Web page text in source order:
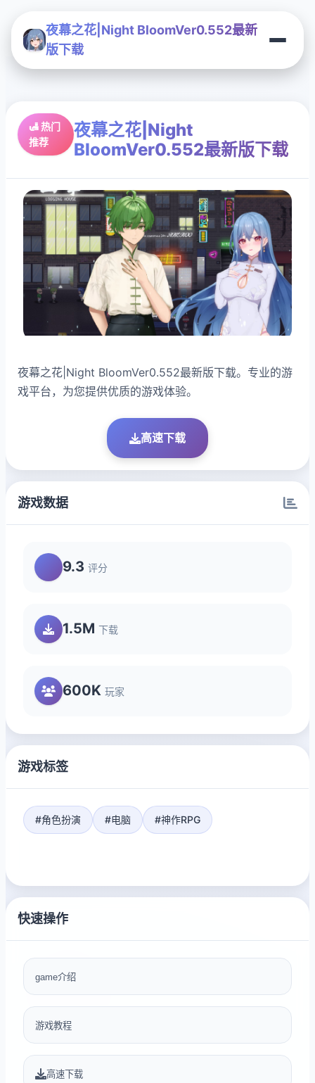
夜幕之花|Night BloomVer0.552最新
版下载
🛃 热门
推荐
夜幕之花|Night
BloomVer0.552最新版下载
夜幕之花|Night BloomVer0.552最新版下载。专业的游
戏平台，为您提供优质的游戏体验。
高速下载
游戏数据
9.3 评分
1.5M 下载
600K 玩家
游戏标签
#角色扮演 #电脑 #神作RPG
快速操作
game介绍
游戏教程
高速下载